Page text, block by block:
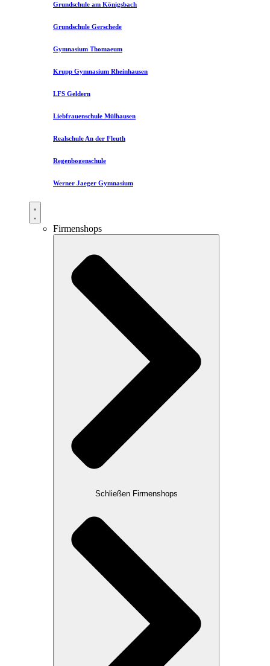
Grundschule am Königsbach
Grundschule Gerschede
Gymnasium Thomaeum
Krupp Gymnasium Rheinhausen
LFS Geldern
Liebfrauenschule Mülhausen​
Realschule An der Fleuth
Regenbogenschule
Werner Jaeger Gymnasium
Firmenshops
Schließen Firmenshops